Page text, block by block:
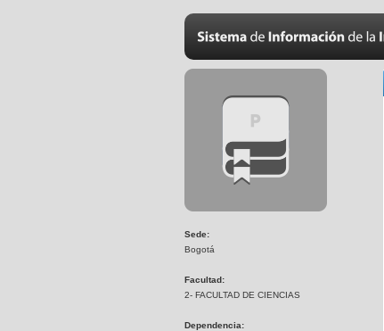
Sede:
Bogotá
Facultad:
2- FACULTAD DE CIENCIAS
Dependencia: